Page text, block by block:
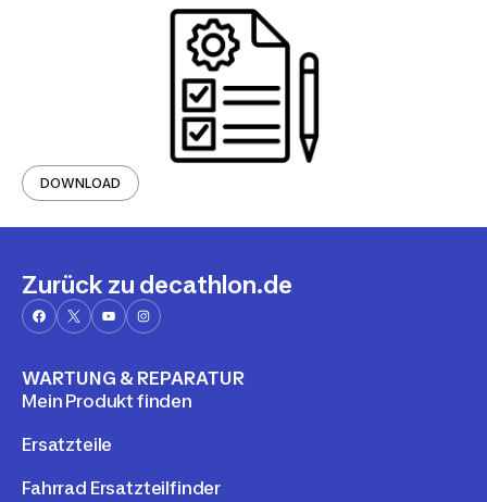
DOWNLOAD
Zurück zu decathlon.de
WARTUNG & REPARATUR
Mein Produkt finden
Ersatzteile
Fahrrad Ersatzteilfinder